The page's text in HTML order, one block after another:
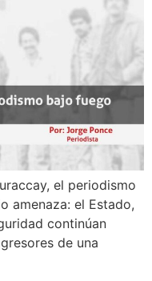
el periodismo
amenaza: el Estado,
continúan
de una